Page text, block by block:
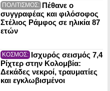
ΠΟΛΙΤΙΣΜΟΣ: Πέθανε ο
συγγραφέας και φιλόσοφος
Στέλιος Ράμφος σε ηλικία 87
ετών
ΚΟΣΜΟΣ: Ισχυρός σεισμός 7,4
Ρίχτερ στην Κολομβία:
Δεκάδες νεκροί, τραυματίες
και εγκλωβισμένοι